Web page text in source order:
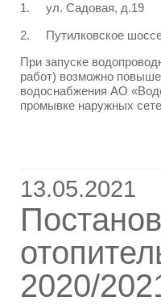
1. ул. Садовая, д.19
2. Путилковское
При запуске
работ) возможно
водоснабжения АО
промывке наружных
13.05.2021
2020/